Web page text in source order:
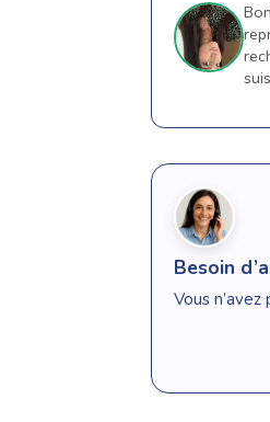
Besoin
Vous